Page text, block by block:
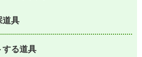
道具
る道具